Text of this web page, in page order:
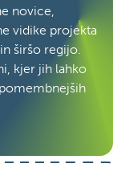
novice,
vidike projekta
širšo regijo.
kjer jih lahko